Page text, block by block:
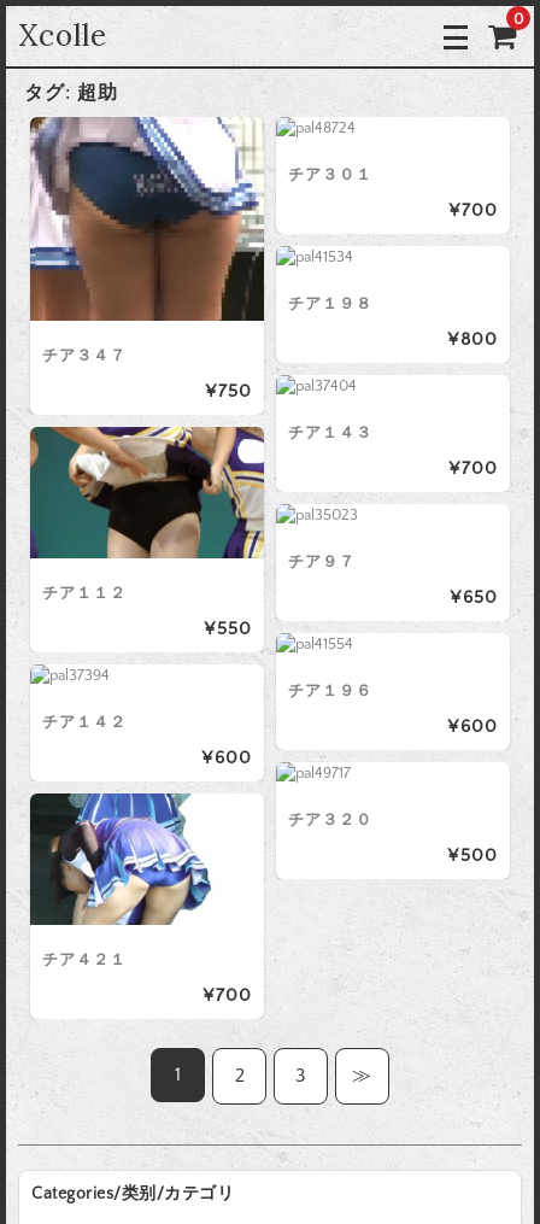
Xcolle 0
タグ: 超助
チア３４７
¥750
チア３０１
¥700
チア１９８
¥800
チア１４３
¥700
チア１１２
¥550
チア９７
¥650
チア１９６
¥600
チア１４２
¥600
チア３２０
¥500
チア４２１
¥700
1 2 3 ≫
Categories/类别/カテゴリ